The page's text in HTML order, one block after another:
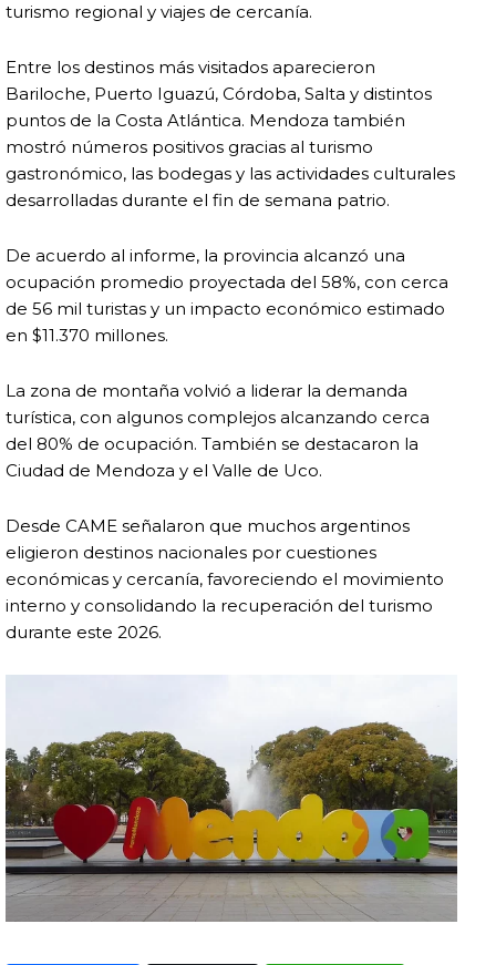
turismo regional y viajes de cercanía.
Entre los destinos más visitados aparecieron
Bariloche, Puerto Iguazú, Córdoba, Salta y distintos
puntos de la Costa Atlántica. Mendoza también
mostró números positivos gracias al turismo
gastronómico, las bodegas y las actividades culturales
desarrolladas durante el fin de semana patrio.
De acuerdo al informe, la provincia alcanzó una
ocupación promedio proyectada del 58%, con cerca
de 56 mil turistas y un impacto económico estimado
en $11.370 millones.
La zona de montaña volvió a liderar la demanda
turística, con algunos complejos alcanzando cerca
del 80% de ocupación. También se destacaron la
Ciudad de Mendoza y el Valle de Uco.
Desde CAME señalaron que muchos argentinos
eligieron destinos nacionales por cuestiones
económicas y cercanía, favoreciendo el movimiento
interno y consolidando la recuperación del turismo
durante este 2026.